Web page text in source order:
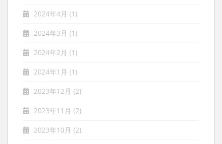
2024年4月 (1)
2024年3月 (1)
2024年2月 (1)
2024年1月 (1)
2023年12月 (2)
2023年11月 (2)
2023年10月 (2)